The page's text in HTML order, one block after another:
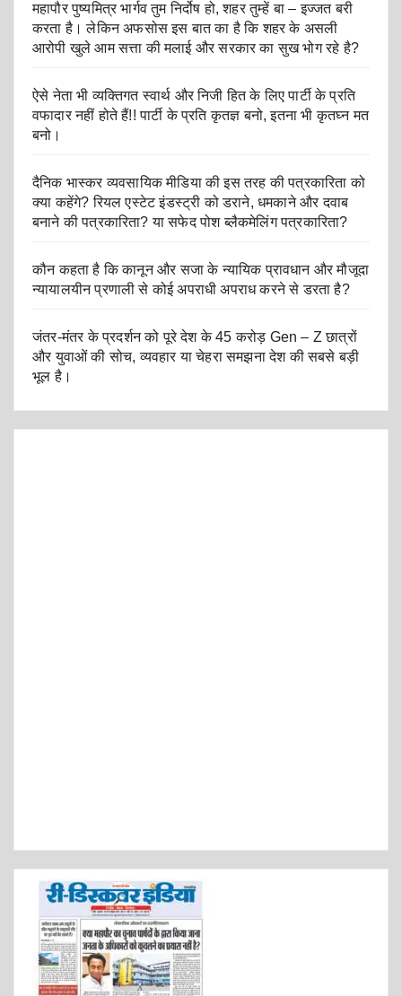
महापौर पुष्यमित्र भार्गव तुम निर्दोष हो, शहर तुम्हें बा – इज्जत बरी
करता है। लेकिन अफसोस इस बात का है कि शहर के असली
आरोपी खुले आम सत्ता की मलाई और सरकार का सुख भोग रहे है?
ऐसे नेता भी व्यक्तिगत स्वार्थ और निजी हित के लिए पार्टी के प्रति
वफादार नहीं होते हैं!! पार्टी के प्रति कृतज्ञ बनो, इतना भी कृतघ्न मत
बनो।
दैनिक भास्कर व्यवसायिक मीडिया की इस तरह की पत्रकारिता को
क्या कहेंगे? रियल एस्टेट इंडस्ट्री को डराने, धमकाने और दवाब
बनाने की पत्रकारिता? या सफेद पोश ब्लैकमेलिंग पत्रकारिता?
कौन कहता है कि कानून और सजा के न्यायिक प्रावधान और मौजूदा
न्यायालयीन प्रणाली से कोई अपराधी अपराध करने से डरता है?
जंतर-मंतर के प्रदर्शन को पूरे देश के 45 करोड़ Gen – Z छात्रों
और युवाओं की सोच, व्यवहार या चेहरा समझना देश की सबसे बड़ी
भूल है।